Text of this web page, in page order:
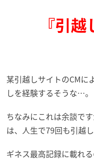
『引
某引越しサイトのCMに
しを経験するそうな…。
ちなみにこれは余談で
は、人生で79回も引越
ギネス最高記録に載れ